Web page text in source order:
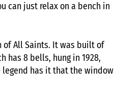
can just relax on a bench in
of All Saints. It was built of
has 8 bells, hung in 1928,
legend has it that the window